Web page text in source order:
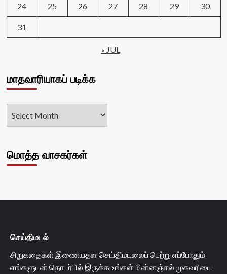
24 25 26 27 28 29 30
31
« JUL
மாதவாரியாகப் படிக்க
மொத்த வாசகர்கள்
செய்திமடல்
சிறுகதைகள் இணையதள செய்திமடலைப் பெற்று எப்போதும்
எங்களுடன் தொடர்பில் இருக்க உங்கள் மின்னஞ்சல் முகவரியை